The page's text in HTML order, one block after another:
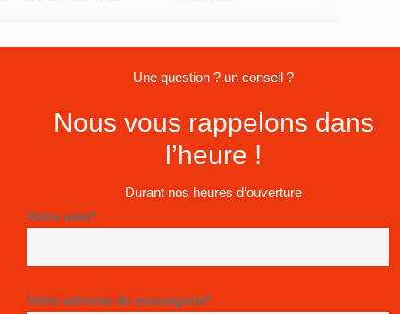
Une question ? un conseil ?
Nous vous rappelons dans
l’heure !
Durant nos heures d’ouverture
Votre nom*
Votre adresse de messagerie*